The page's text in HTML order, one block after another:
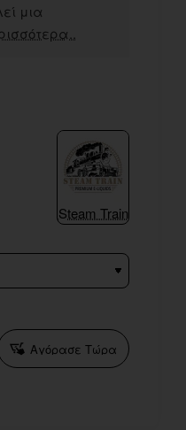
μια
Steam Train
Αγόρασε Τώρα